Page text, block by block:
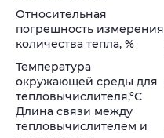
Относительная
погрешность измерения
количества тепла, %
Температура
окружающей среды для
тепловычислителя,°С
Длина связи между
тепловычислителем и